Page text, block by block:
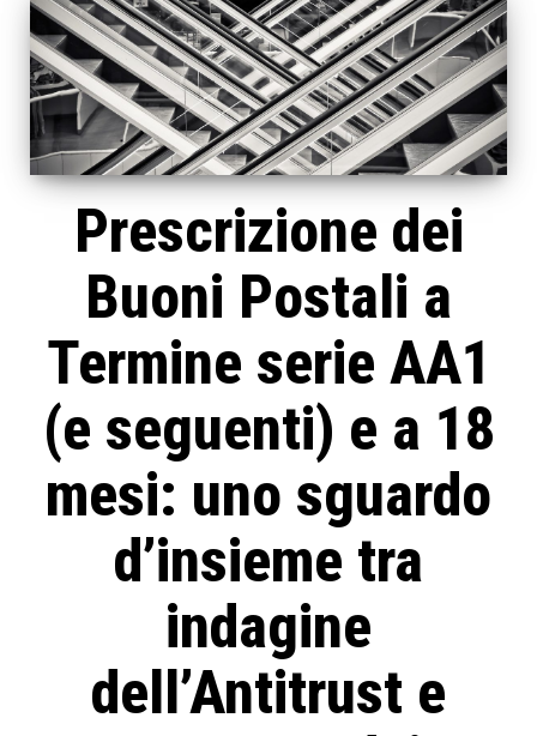
Prescrizione dei
Buoni Postali a
Termine serie AA1
(e seguenti) e a 18
mesi: uno sguardo
d’insieme tra
indagine
dell’Antitrust e